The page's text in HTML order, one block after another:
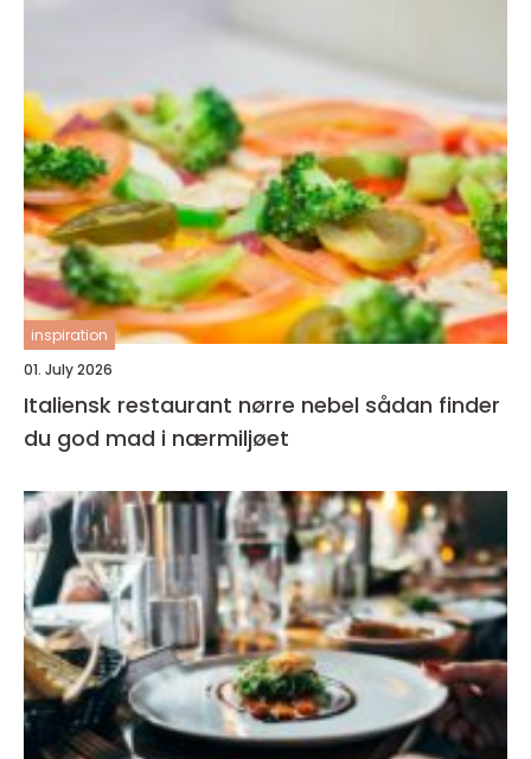
inspiration
01. July 2026
Italiensk restaurant nørre nebel sådan finder
du god mad i nærmiljøet